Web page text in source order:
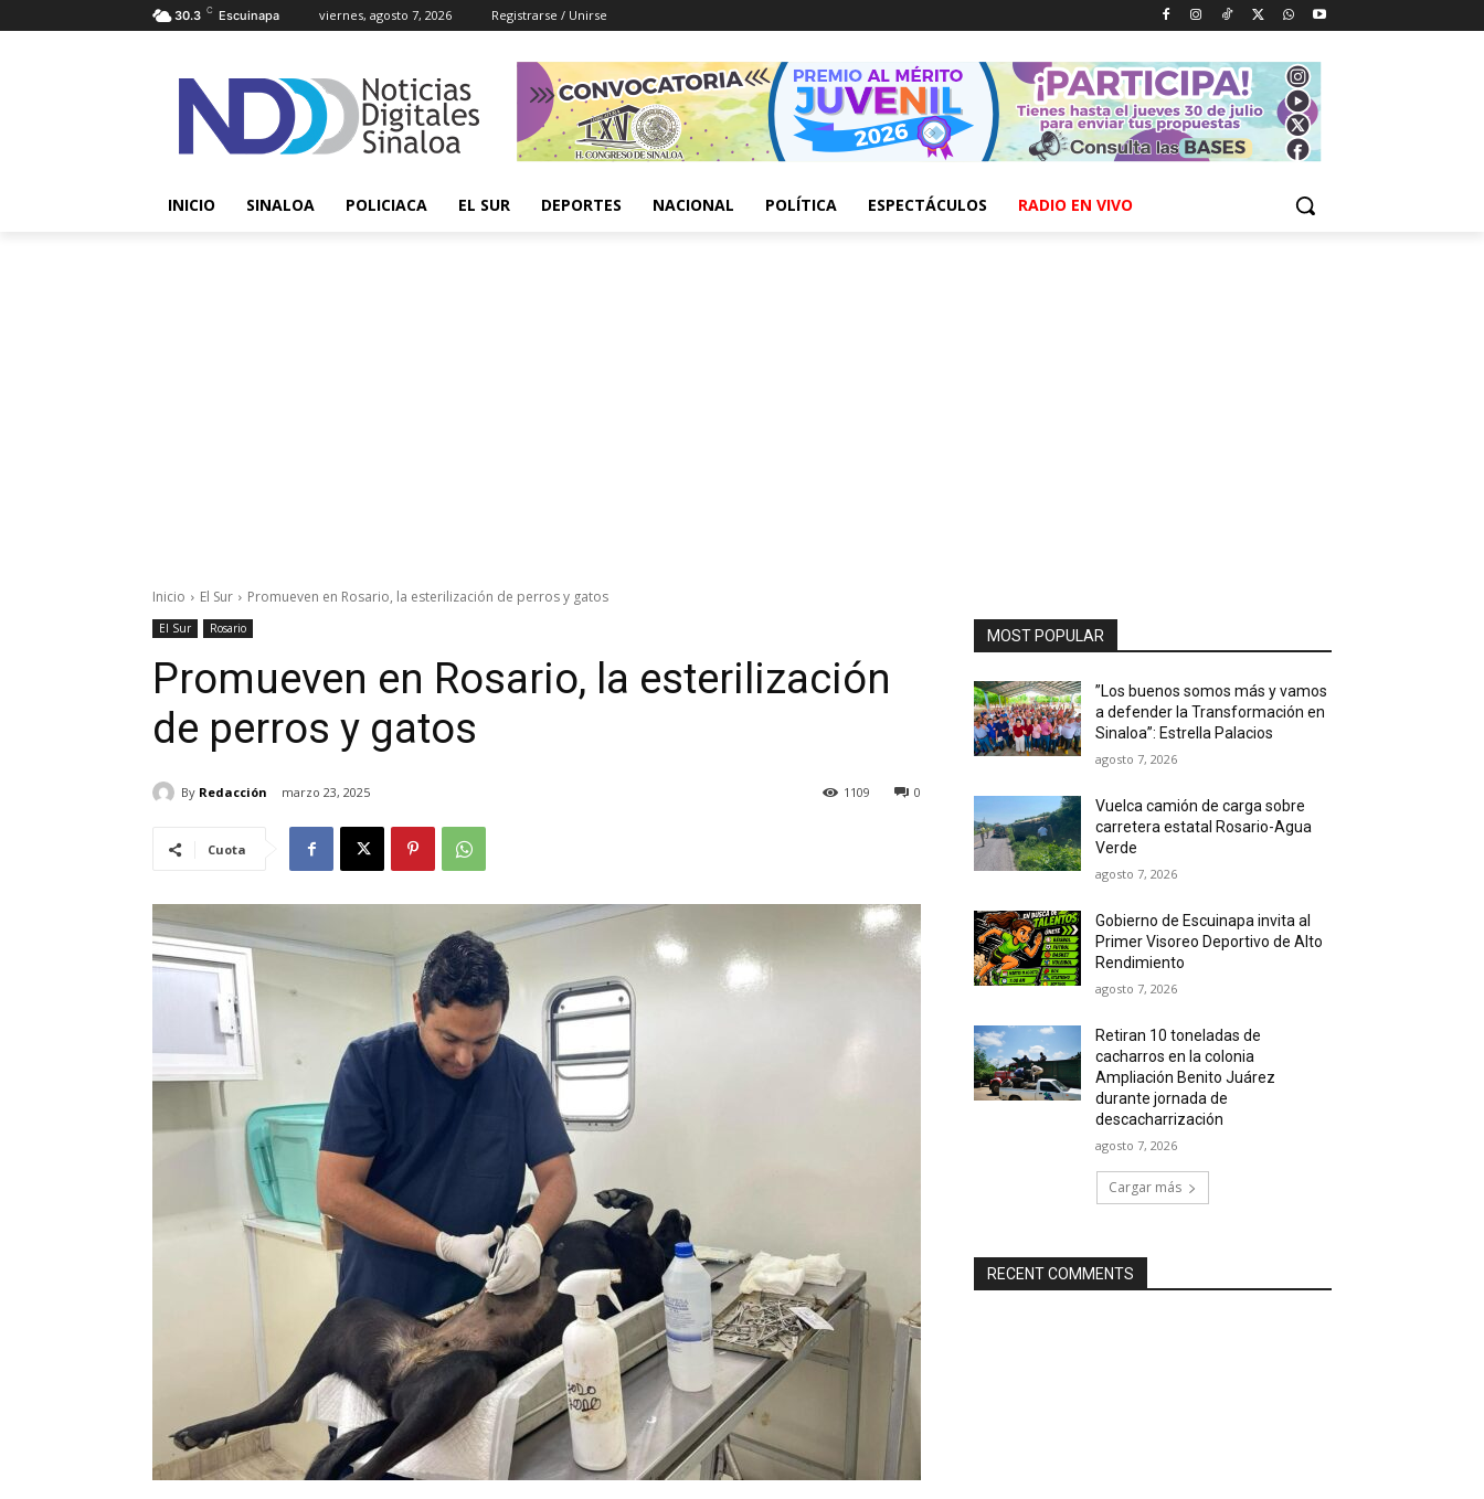
30.3 C Escuinapa viernes, agosto 7, 2026 Registrarse / Unirse
INICIO SINALOA POLICIACA EL SUR DEPORTES NACIONAL POLÍTICA ESPECTÁCULOS RADIO EN VIVO
Inicio El Sur Promueven en Rosario, la esterilización de perros y gatos
El Sur Rosario
Promueven en Rosario, la esterilización
de perros y gatos
By Redacción marzo 23, 2025 0
1109
Cuota
MOST POPULAR
”Los buenos somos más y vamos
a defender la Transformación en
Sinaloa”: Estrella Palacios
agosto 7, 2026
Vuelca camión de carga sobre
carretera estatal Rosario-Agua
Verde
agosto 7, 2026
Gobierno de Escuinapa invita al
Primer Visoreo Deportivo de Alto
Rendimiento
agosto 7, 2026
Retiran 10 toneladas de
cacharros en la colonia
Ampliación Benito Juárez
durante jornada de
descacharrización
agosto 7, 2026
Cargar más
RECENT COMMENTS